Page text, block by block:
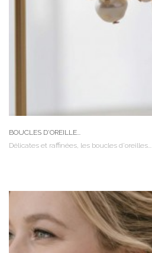
BOUCLES D'OREILLE...
Délicates et raffinées, les boucles d'oreilles...